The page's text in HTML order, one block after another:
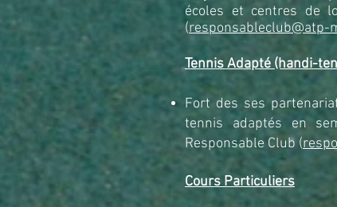
écoles et centres de
(responsableclub@atp-
Tennis Adapté (handi-
Fort des ses
tennis adaptés en
Responsable Club (
Cours Particuliers